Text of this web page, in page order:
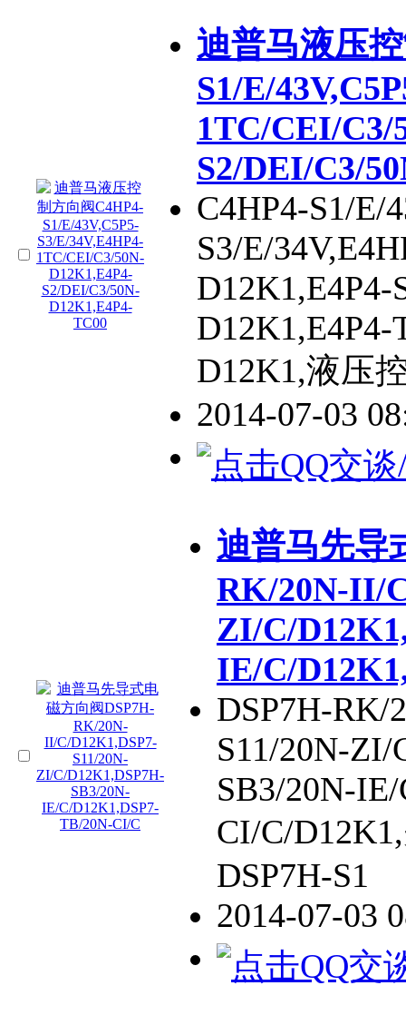
迪普马液压
S1/E/
1TC/CEI/C3/
S2/DEI/C3/
C4HP4-S1/E/
S3/E/
D12K1,E4P4-
D12K1,液压
2014-07-03
迪普马先导
RK/20N-II/
ZI/C/
IE/C/
DSP7H-RK/
S11/20N-ZI/
SB3/20N-
CI/C/
DSP7H-S1
2014-07-03